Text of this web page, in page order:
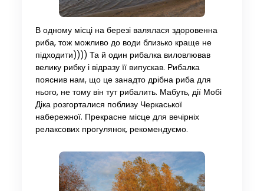
В одному місці на березі валялася здоровенна
риба, тож можливо до води близько краще не
підходити)))) Та й один рибалка виловлював
велику рибку і відразу її випускав. Рибалка
пояснив нам, що це занадто дрібна риба для
нього, не тому він тут рибалить. Мабуть, дії Мобі
Діка розгорталися поблизу Черкаської
набережної. Прекрасне місце для вечірніх
релаксових прогулянок, рекомендуємо.